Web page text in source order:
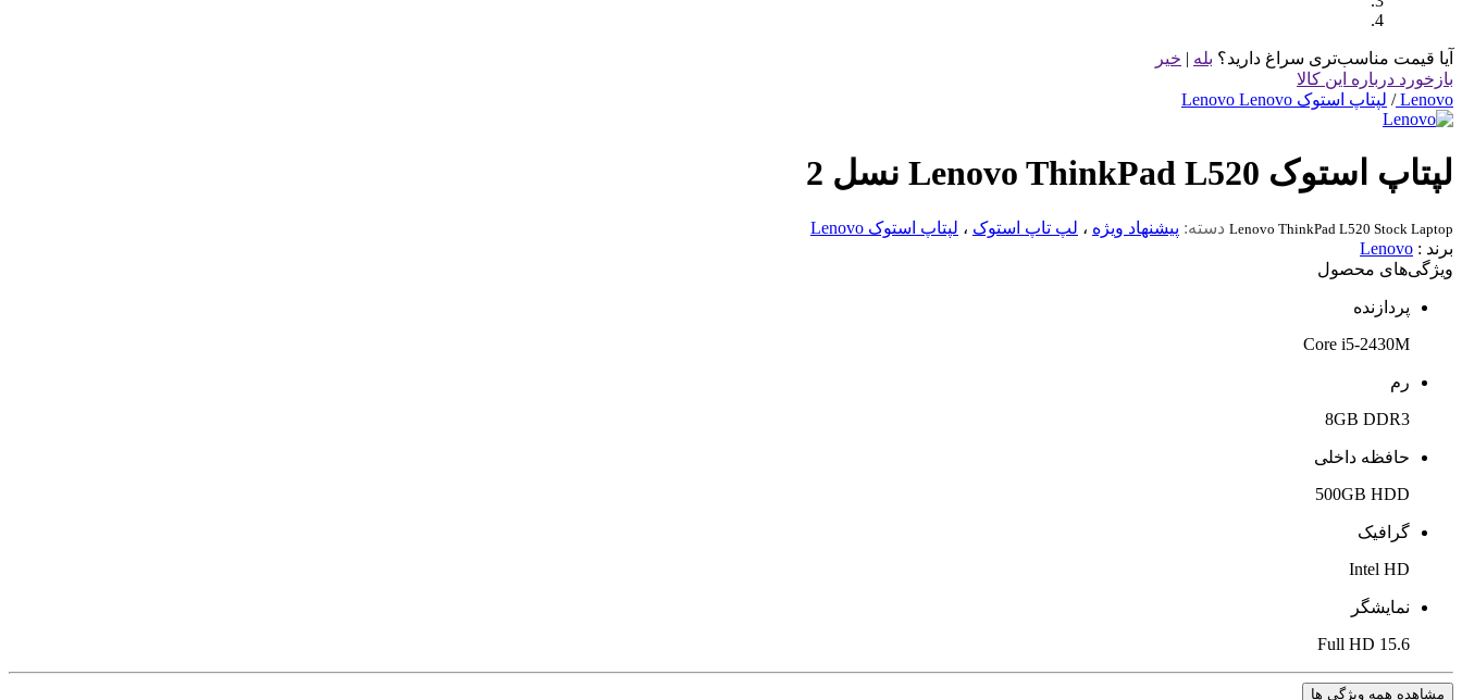
آیا قیمت مناسب‌تری سراغ دارید؟ بله | خیر
بازخورد درباره این کالا
Lenovo
/ لپتاپ استوک Lenovo Lenovo
لپتاپ استوک Lenovo ThinkPad L520 نسل 2
Lenovo ThinkPad L520 Stock Laptop دسته: پیشنهاد ویژه ، لپ تاپ استوک ، لپتاپ استوک Lenovo
برند : Lenovo
ویژگی‌های محصول
پردازنده
Core i5-2430M
رم
8GB DDR3
حافظه داخلی
500GB HDD
گرافیک
Intel HD
نمایشگر
15.6 Full HD
مشاهده همه ویژگی ها